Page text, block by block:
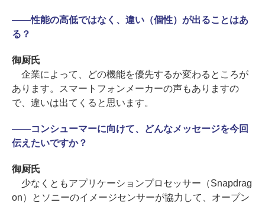
――性能の高低ではなく、違い（個性）が出ることはあ
る？
御厨氏
企業によって、どの機能を優先するか変わるところが
あります。スマートフォンメーカーの声もありますの
で、違いは出てくると思います。
――コンシューマーに向けて、どんなメッセージを今回
伝えたいですか？
御厨氏
少なくともアプリケーションプロセッサー（Snapdrag
on）とソニーのイメージセンサーが協力して、オープン